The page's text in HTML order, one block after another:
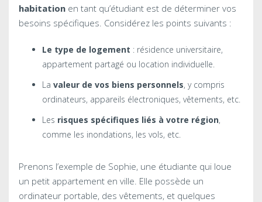
habitation en tant qu’étudiant est de déterminer vos
besoins spécifiques. Considérez les points suivants :
Le type de logement : résidence universitaire,
appartement partagé ou location individuelle.
La valeur de vos biens personnels, y compris
ordinateurs, appareils électroniques, vêtements, etc.
Les risques spécifiques liés à votre région,
comme les inondations, les vols, etc.
Prenons l’exemple de Sophie, une étudiante qui loue
un petit appartement en ville. Elle possède un
ordinateur portable, des vêtements, et quelques